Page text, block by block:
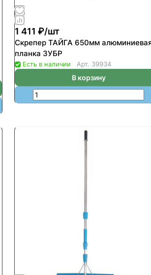
1 411 ₽/шт
Скрепер ТАЙГА 650мм алюминиевая
планка ЗУБР
Есть в наличии Арт. 39934
В корзину